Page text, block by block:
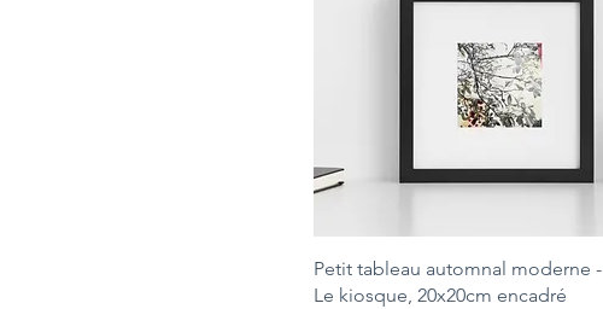
Petit tableau automnal moderne -
Le kiosque, 20x20cm encadré